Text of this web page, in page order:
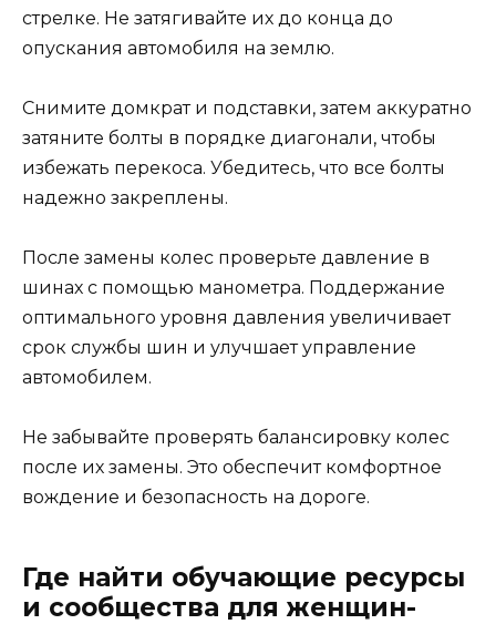
стрелке. Не затягивайте их до конца до
опускания автомобиля на землю.
Снимите домкрат и подставки, затем аккуратно
затяните болты в порядке диагонали, чтобы
избежать перекоса. Убедитесь, что все болты
надежно закреплены.
После замены колес проверьте давление в
шинах с помощью манометра. Поддержание
оптимального уровня давления увеличивает
срок службы шин и улучшает управление
автомобилем.
Не забывайте проверять балансировку колес
после их замены. Это обеспечит комфортное
вождение и безопасность на дороге.
Где найти обучающие ресурсы
и сообщества для женщин-